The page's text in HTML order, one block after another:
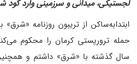
لجستیکی، میدانی و سرزمینی وارد گود
ابتدا‌به‌ساکن از تریبون روزنامه
حمله تروریستی کرمان را محکوم
سال گذشته با «شرق» داشتم و